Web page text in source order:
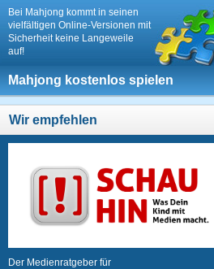
Bei Mahjong kommt in seinen
vielfältigen Online-Versionen mit
Sicherheit keine Langeweile
auf!
Mahjong kostenlos spielen
Wir empfehlen
Der Medienratgeber für